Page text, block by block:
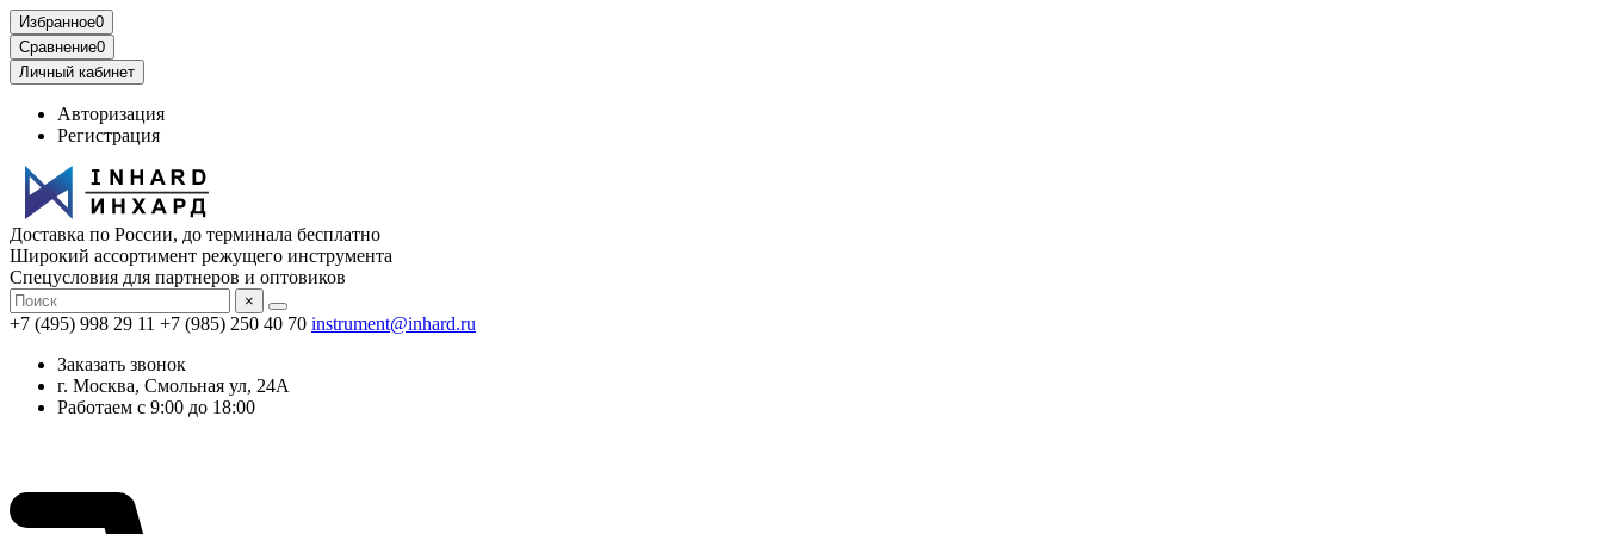
Избранное0
Сравнение0
Личный кабинет
Авторизация
Регистрация
Доставка по России, до терминала бесплатно
Широкий ассортимент режущего инструмента
Спецусловия для партнеров и оптовиков
×
+7 (495) 998 29 11 +7 (985) 250 40 70 instrument@inhard.ru
Заказать звонок
г. Москва, Смольная ул, 24А
Работаем с 9:00 до 18:00